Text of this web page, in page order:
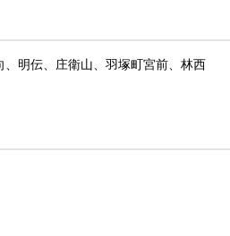
、明伝、庄衛山、羽塚町宮前、林西